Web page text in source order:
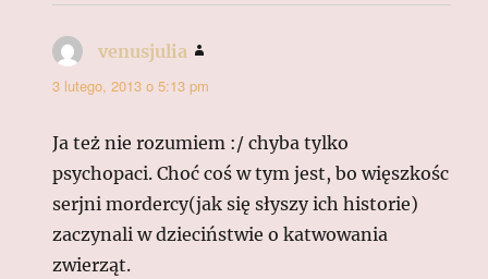
venusjulia
3 lutego, 2013 o 5:13 pm
Ja też nie rozumiem :/ chyba tylko
psychopaci. Choć coś w tym jest, bo więszkośc
serjni mordercy(jak się słyszy ich historie)
zaczynali w dzieciństwie o katwowania
zwierząt.